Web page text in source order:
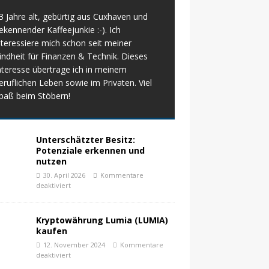
Jahre alt, gebürtig aus Cuxhaven und
Kaffeejunkie :-). Ich
mich schon seit meiner
für Finanzen & Technik. Dieses
übertrage ich in meinem
Leben sowie im Privaten. Viel
beim Stöbern!
Unterschätzter Besitz:
Potenziale erkennen und
nutzen
30. April 2026
Kommentare
deaktiviert
Kryptowährung Lumia (LUMIA)
kaufen
12. November 2024
Kommentare
deaktiviert